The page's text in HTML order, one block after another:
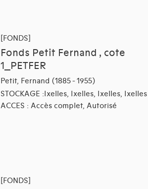
[FONDS]
Fonds Petit Fernand , cote
1_PETFER
Petit, Fernand (1885 - 1955)
STOCKAGE :Ixelles, Ixelles, Ixelles, Ixelles
ACCES : Accès complet, Autorisé
[FONDS]